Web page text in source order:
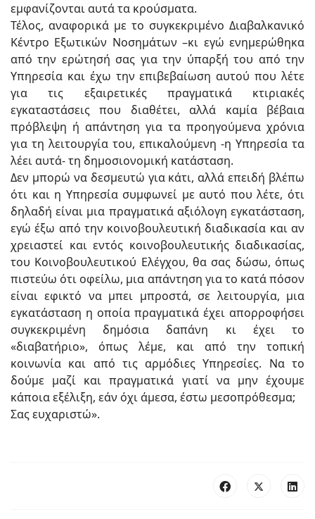
εμφανίζονται αυτά τα κρούσματα.
Τέλος, αναφορικά με το συγκεκριμένο Διαβαλκανικό
Κέντρο Εξωτικών Νοσημάτων –κι εγώ ενημερώθηκα
από την ερώτησή σας για την ύπαρξή του από την
Υπηρεσία και έχω την επιβεβαίωση αυτού που λέτε
για τις εξαιρετικές πραγματικά κτιριακές
εγκαταστάσεις που διαθέτει, αλλά καμία βέβαια
πρόβλεψη ή απάντηση για τα προηγούμενα χρόνια
για τη λειτουργία του, επικαλούμενη -η Υπηρεσία τα
λέει αυτά- τη δημοσιονομική κατάσταση.
Δεν μπορώ να δεσμευτώ για κάτι, αλλά επειδή βλέπω
ότι και η Υπηρεσία συμφωνεί με αυτό που λέτε, ότι
δηλαδή είναι μια πραγματικά αξιόλογη εγκατάσταση,
εγώ έξω από την κοινοβουλευτική διαδικασία και αν
χρειαστεί και εντός κοινοβουλευτικής διαδικασίας,
του Κοινοβουλευτικού Ελέγχου, θα σας δώσω, όπως
πιστεύω ότι οφείλω, μια απάντηση για το κατά πόσον
είναι εφικτό να μπει μπροστά, σε λειτουργία, μια
εγκατάσταση η οποία πραγματικά έχει απορροφήσει
συγκεκριμένη δημόσια δαπάνη κι έχει το
«διαβατήριο», όπως λέμε, και από την τοπική
κοινωνία και από τις αρμόδιες Υπηρεσίες. Να το
δούμε μαζί και πραγματικά γιατί να μην έχουμε
κάποια εξέλιξη, εάν όχι άμεσα, έστω μεσοπρόθεσμα;
Σας ευχαριστώ».